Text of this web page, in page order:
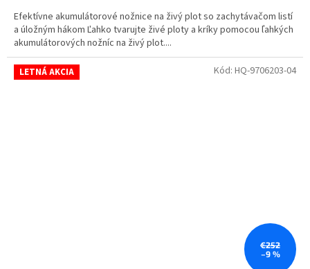
Efektívne akumulátorové nožnice na živý plot so zachytávačom listí
a úložným hákom Ľahko tvarujte živé ploty a kríky pomocou ľahkých
akumulátorových nožníc na živý plot....
LETNÁ AKCIA
€252
–9 %
Kód: HQ-9706203-04